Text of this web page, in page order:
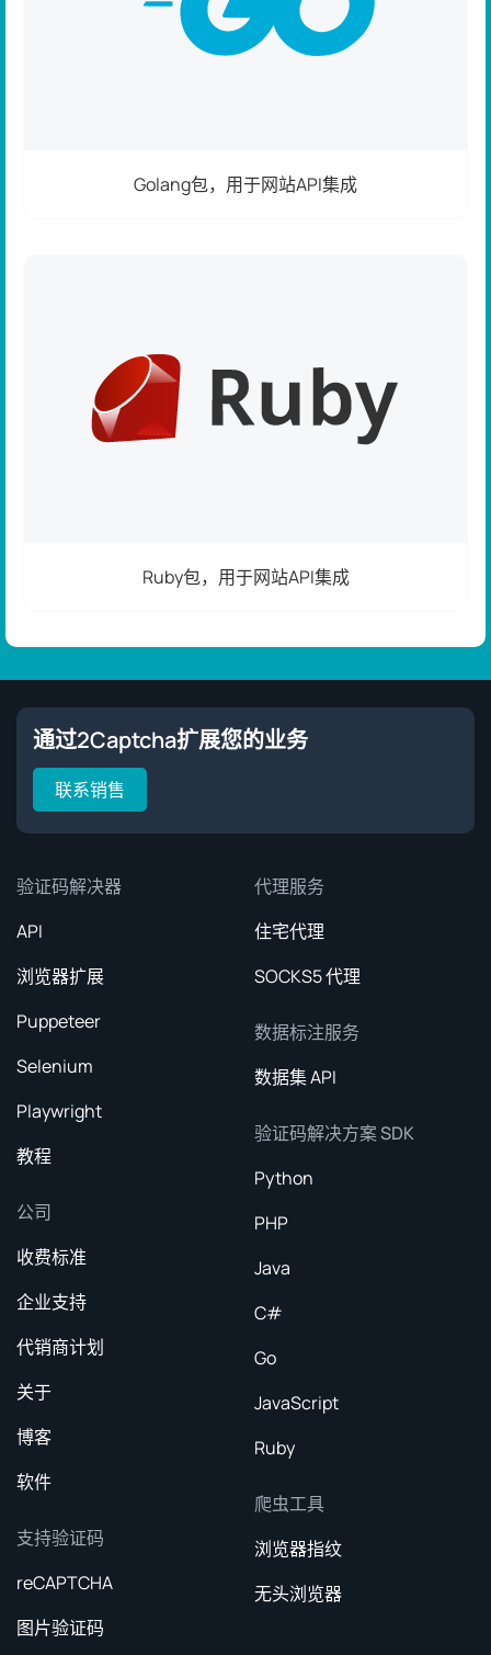
Golang包，用于网站API集成
Ruby包，用于网站API集成
通过2Captcha扩展您的业务
联系销售
验证码解决器
API
浏览器扩展
Puppeteer
Selenium
Playwright
教程
公司
收费标准
企业支持
代销商计划
关于
博客
软件
支持验证码
reCAPTCHA
图片验证码
代理服务
住宅代理
SOCKS5 代理
数据标注服务
数据集 API
验证码解决方案 SDK
Python
PHP
Java
C#
Go
JavaScript
Ruby
爬虫工具
浏览器指纹
无头浏览器